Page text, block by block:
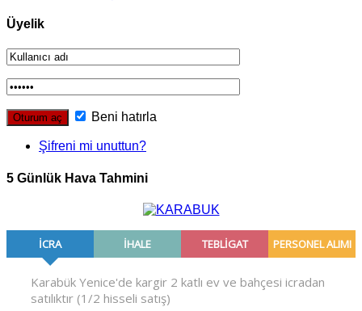
Üyelik
Beni hatırla
Şifreni mi unuttun?
5 Günlük Hava Tahmini